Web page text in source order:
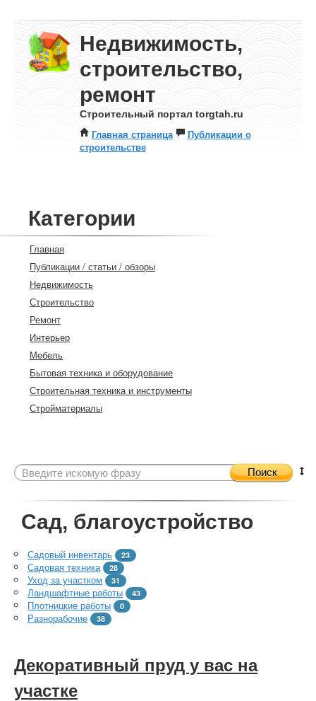
Недвижимость,
строительство,
ремонт
Строительный портал torgtah.ru
Главная страница
Публикации о
строительстве
Категории
Главная
Публикации / статьи / обзоры
Недвижимость
Строительство
Ремонт
Интерьер
Мебель
Бытовая техника и оборудование
Строительная техника и инструменты
Стройматериалы
Поиск
Сад, благоустройство
Садовый инвентарь 23
Садовая техника 28
Уход за участком 31
Ландшафтные работы 43
Плотницкие работы 0
Разнорабочие 38
Декоративный пруд у вас на
участке